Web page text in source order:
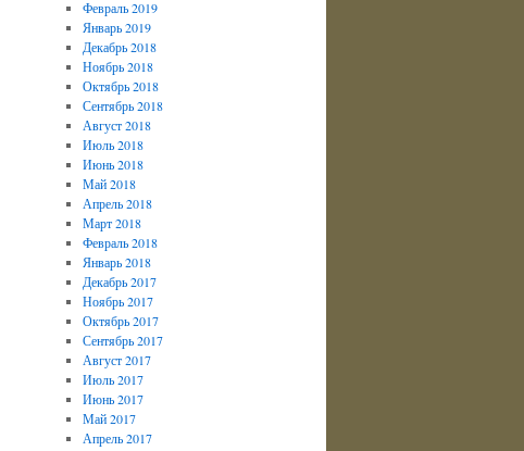
Февраль 2019
Январь 2019
Декабрь 2018
Ноябрь 2018
Октябрь 2018
Сентябрь 2018
Август 2018
Июль 2018
Июнь 2018
Май 2018
Апрель 2018
Март 2018
Февраль 2018
Январь 2018
Декабрь 2017
Ноябрь 2017
Октябрь 2017
Сентябрь 2017
Август 2017
Июль 2017
Июнь 2017
Май 2017
Апрель 2017